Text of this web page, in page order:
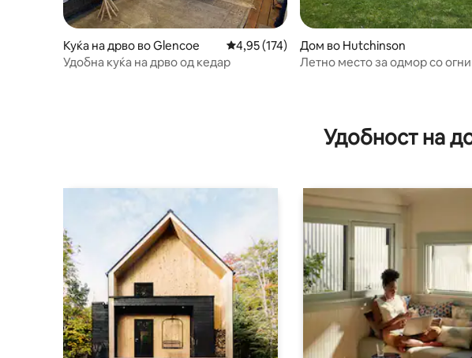
Куќа на дрво во Glencoe Просечна оцена: 4,95 од 5, 174 рецензии
4,95 (174)
Удобна куќа на дрво од кедар
Дом во Hutchinson
Летно место за одмор со
Удобност на